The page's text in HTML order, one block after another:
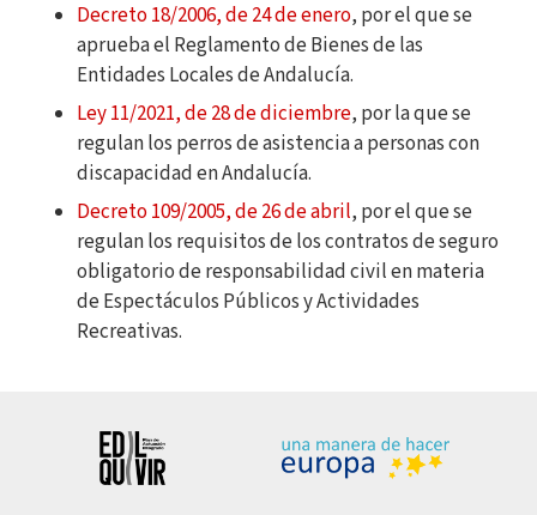
Decreto 18/2006, de 24 de enero, por el que se
aprueba el Reglamento de Bienes de las
Entidades Locales de Andalucía.
Ley 11/2021, de 28 de diciembre, por la que se
regulan los perros de asistencia a personas con
discapacidad en Andalucía.
Decreto 109/2005, de 26 de abril, por el que se
regulan los requisitos de los contratos de seguro
obligatorio de responsabilidad civil en materia
de Espectáculos Públicos y Actividades
Recreativas.